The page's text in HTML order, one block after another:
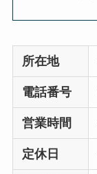
所在地
電話番号
営業時間
定休日